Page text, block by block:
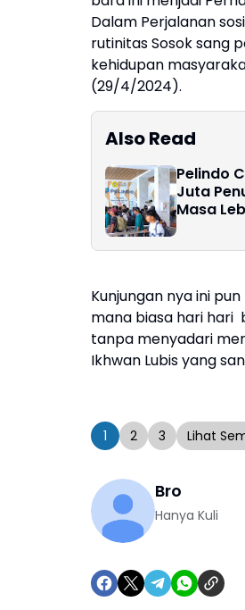
Dalam Perjalanan
rutinitas Sosok sang
kehidupan
(29/4/2024).
Also Read
Pelindo
Juta
Masa
Balai
Kunjungan nya ini
mana biasa hari hari
tanpa menyadari
Ikhwan Lubis yang
1 2 3 Lihat
Bro
Hanya Kuli